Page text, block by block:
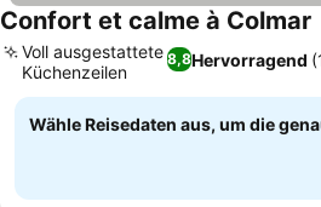
Confort et calme à Colmar
8,8Hervorragend
Voll ausgestattete
Küchenzeilen
Wähle Reisedaten aus, um die